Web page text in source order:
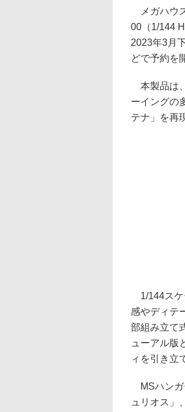
メガハウ
00（1/144
2023年3月
どで予約を
本製品は
ーイングの
テナ」を再
1/144スケ
感やディテ
部組み立て
ューアル版
ィを引き立
MSハンガ
ュリオス」